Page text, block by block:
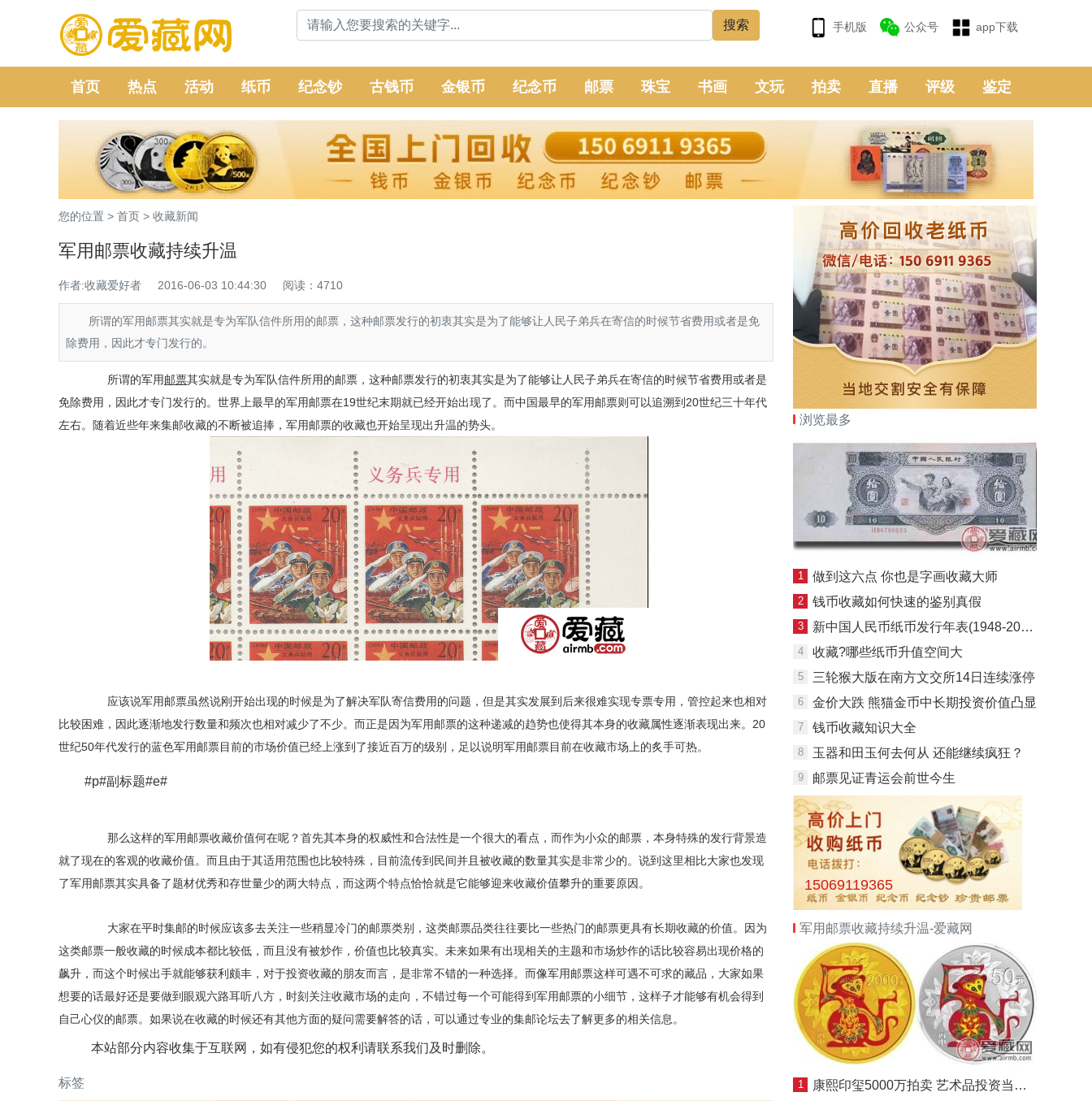
手机版 公众号 app下载
首页 热点 活动 纸币 纪念钞 古钱币 金银币 纪念币 邮票 珠宝 书画 文玩 拍卖 直播 评级 鉴定
您的位置 > 首页 > 收藏新闻
军用邮票收藏持续升温
作者:收藏爱好者 2016-06-03 10:44:30 阅读：4710
所谓的军用邮票其实就是专为军队信件所用的邮票，这种邮票发行的初衷其实是为了能够让人民子弟兵在寄信的时候节省费用或者是免
除费用，因此才专门发行的。
所谓的军用邮票其实就是专为军队信件所用的邮票，这种邮票发行的初衷其实是为了能够让人民子弟兵在寄信的时候节省费用或者是
免除费用，因此才专门发行的。世界上最早的军用邮票在19世纪末期就已经开始出现了。而中国最早的军用邮票则可以追溯到20世纪三十年代
左右。随着近些年来集邮收藏的不断被追捧，军用邮票的收藏也开始呈现出升温的势头。
应该说军用邮票虽然说刚开始出现的时候是为了解决军队寄信费用的问题，但是其实发展到后来很难实现专票专用，管控起来也相对
比较困难，因此逐渐地发行数量和频次也相对减少了不少。而正是因为军用邮票的这种递减的趋势也使得其本身的收藏属性逐渐表现出来。20
世纪50年代发行的蓝色军用邮票目前的市场价值已经上涨到了接近百万的级别，足以说明军用邮票目前在收藏市场上的炙手可热。
#p#副标题#e#
那么这样的军用邮票收藏价值何在呢？首先其本身的权威性和合法性是一个很大的看点，而作为小众的邮票，本身特殊的发行背景造
就了现在的客观的收藏价值。而且由于其适用范围也比较特殊，目前流传到民间并且被收藏的数量其实是非常少的。说到这里相比大家也发现
了军用邮票其实具备了题材优秀和存世量少的两大特点，而这两个特点恰恰就是它能够迎来收藏价值攀升的重要原因。
大家在平时集邮的时候应该多去关注一些稍显冷门的邮票类别，这类邮票品类往往要比一些热门的邮票更具有长期收藏的价值。因为
这类邮票一般收藏的时候成本都比较低，而且没有被炒作，价值也比较真实。未来如果有出现相关的主题和市场炒作的话比较容易出现价格的
飙升，而这个时候出手就能够获利颇丰，对于投资收藏的朋友而言，是非常不错的一种选择。而像军用邮票这样可遇不可求的藏品，大家如果
想要的话最好还是要做到眼观六路耳听八方，时刻关注收藏市场的走向，不错过每一个可能得到军用邮票的小细节，这样子才能够有机会得到
自己心仪的邮票。如果说在收藏的时候还有其他方面的疑问需要解答的话，可以通过专业的集邮论坛去了解更多的相关信息。
本站部分内容收集于互联网，如有侵犯您的权利请联系我们及时删除。
标签
浏览最多
1 做到这六点 你也是字画收藏大师
2 钱币收藏如何快速的鉴别真假
3 新中国人民币纸币发行年表(1948-2008)
4 收藏?哪些纸币升值空间大
5 三轮猴大版在南方文交所14日连续涨停
6 金价大跌 熊猫金币中长期投资价值凸显
7 钱币收藏知识大全
8 玉器和田玉何去何从 还能继续疯狂？
9 邮票见证青运会前世今生
15069119365
军用邮票收藏持续升温-爱藏网
1 康熙印玺5000万拍卖 艺术品投资当谨慎“入行”